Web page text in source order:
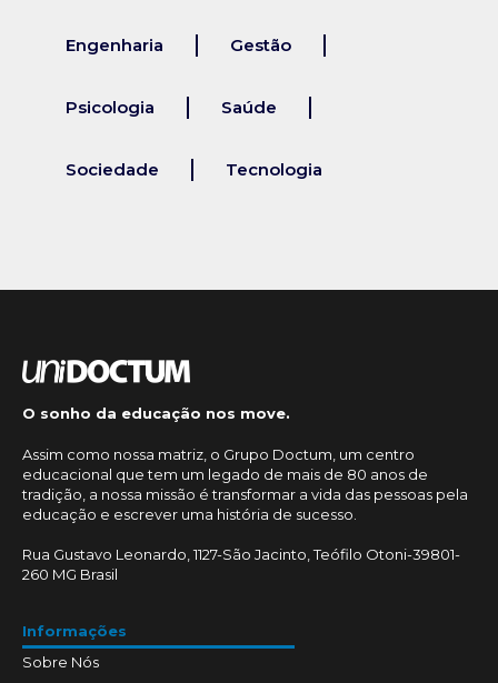
Engenharia Gestão
Psicologia Saúde
Sociedade Tecnologia
O sonho da educação nos move.
Assim como nossa matriz, o Grupo Doctum, um centro
educacional que tem um legado de mais de 80 anos de
tradição, a nossa missão é transformar a vida das pessoas pela
educação e escrever uma história de sucesso.
Rua Gustavo Leonardo, 1127-São Jacinto, Teófilo Otoni-39801-
260 MG Brasil
Informações
Sobre Nós